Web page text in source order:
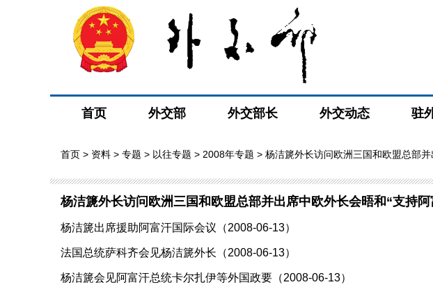
首页 外交部 外交部长 外交动态 驻
首页 > 资料 > 专题 > 以往专题 > 2008年专题 > 杨洁篪外长访问欧洲三国和欧盟总部
杨洁篪外长访问欧洲三国和欧盟总部并出席中欧外长会晤和“支持
杨洁篪出席援助阿富汗国际会议（2008-06-13）
法国总统萨科齐会见杨洁篪外长（2008-06-13）
杨洁篪会见阿富汗总统卡尔扎伊等外国政要（2008-06-13）